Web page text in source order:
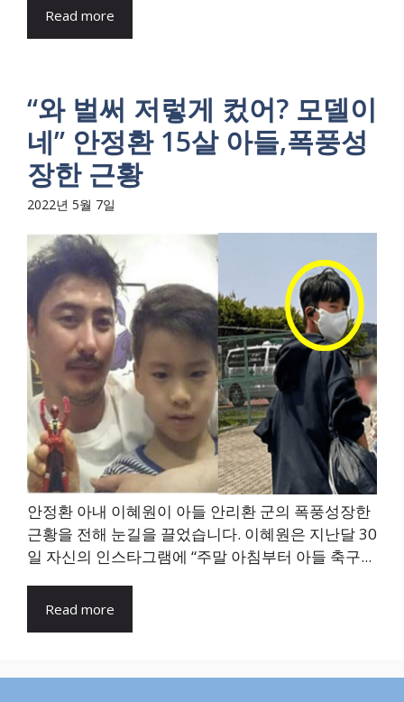
Read more
“와 벌써 저렇게 컸어? 모델이
네” 안정환 15살 아들,폭풍성
장한 근황
2022년 5월 7일
안정환 아내 이혜원이 아들 안리환 군의 폭풍성장한
근황을 전해 눈길을 끌었습니다. 이혜원은 지난달 30
일 자신의 인스타그램에 “주말 아침부터 아들 축구...
Read more